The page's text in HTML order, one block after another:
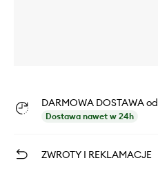
DARMOWA DOSTAWA od
Dostawa nawet w 24h
ZWROTY I REKLAMACJE